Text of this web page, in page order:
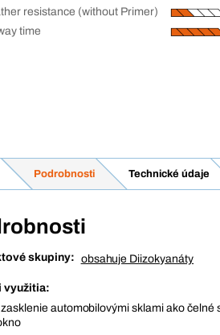
resistance (without Primer)
time
Podrobnosti Technické údaje
skupiny: obsahuje Diizokyanáty
využitia:
automobilovými sklami ako čelné